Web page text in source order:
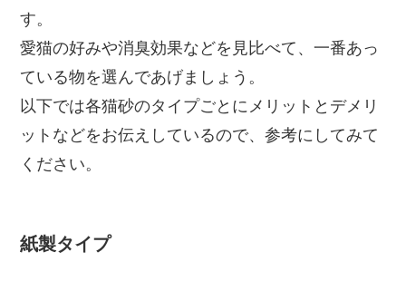
す。
愛猫の好みや消臭効果などを見比べて、一番あっ
ている物を選んであげましょう。
以下では各猫砂のタイプごとにメリットとデメリ
ットなどをお伝えしているので、参考にしてみて
ください。
紙製タイプ